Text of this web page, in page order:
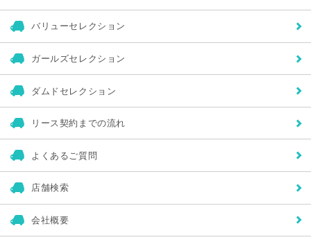
バリューセレクション
ガールズセレクション
ダムドセレクション
リース契約までの流れ
よくあるご質問
店舗検索
会社概要